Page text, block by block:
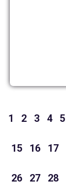
1 2 3 4 5
15 16 17
26 27 28